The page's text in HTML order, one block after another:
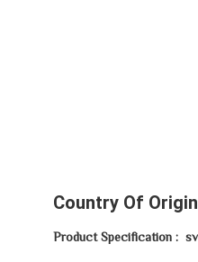
Country Of